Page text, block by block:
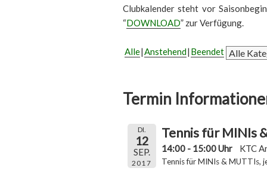
Clubkalender steht vor
“DOWNLOAD” zur Verfügung.
Alle Anstehend Beendet
Termin
DI.
12
SEP.
2017
Tennis für MINIs
14:00 - 15:00 Uhr KTC
Tennis für MINIs & MUTTIs,